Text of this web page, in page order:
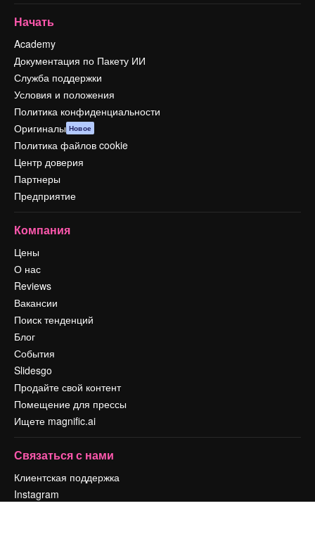
Начать
Academy
Документация по Пакету ИИ
Служба поддержки
Условия и положения
Политика конфиденциальности
Оригиналы Новое
Политика файлов cookie
Центр доверия
Партнеры
Предприятие
Компания
Цены
О нас
Reviews
Вакансии
Поиск тенденций
Блог
События
Slidesgo
Продайте свой контент
Помещение для прессы
Ищете magnific.ai
Связаться с нами
Клиентская поддержка
Instagram